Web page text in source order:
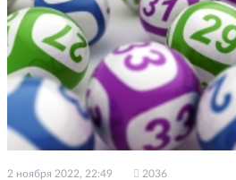
2 ноября 2022, 22:49 2036